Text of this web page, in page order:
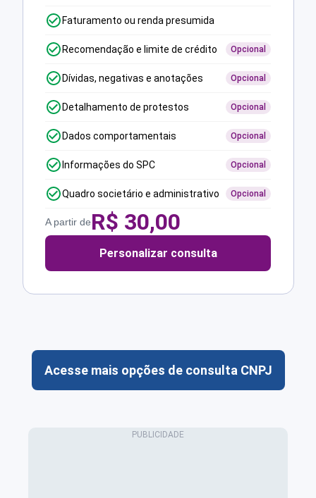
Faturamento ou renda presumida
Recomendação e limite de crédito Opcional
Dívidas, negativas e anotações Opcional
Detalhamento de protestos Opcional
Dados comportamentais Opcional
Informações do SPC Opcional
Quadro societário e administrativo Opcional
A partir deR$ 30,00
Personalizar consulta
Acesse mais opções de consulta CNPJ